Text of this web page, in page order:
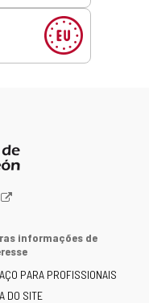
informações de
PARA PROFISSIONAIS
DO SITE